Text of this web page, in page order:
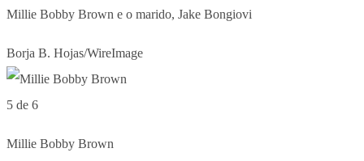
Millie Bobby Brown e o marido, Jake Bongiovi
Borja B. Hojas/WireImage
5 de 6
Millie Bobby Brown